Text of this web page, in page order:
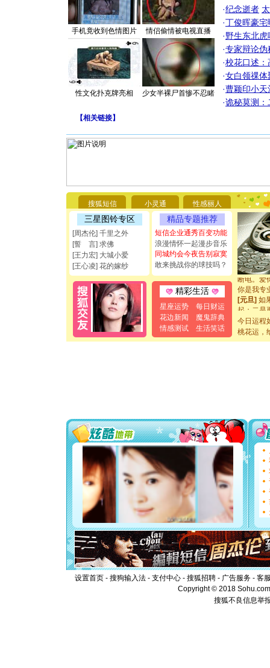
手机竟收到色情图片 情侣偷情被电视直播
性文化扑克牌亮相 少女半裸尸首惨不忍睹
·纪念逝者
·丁俊晖豪
·野生东北
·专家辩论伪
·校花口述：
·女白领祼体
·曹颖印小天
·诡秘莫测：
【相关链接】
搜狐短信 小灵通 性感丽人
三星图铃专区
[周杰伦] 千里之外
[誓 言] 求佛
[王力宏] 大城小爱
[王心凌] 花的嫁纱
精品专题推荐
短信企业通秀百变功能
浪漫情怀一起漫步音乐
同城约会今夜告别寂寞
敢来挑战你的球技吗？
精彩生活
星座运势
每日财运
花边新闻
魔鬼辞典
情感测试
生活笑话
你太多，
要平安
[圣诞节]
能正大光
都要快乐
[圣诞节]
如意,快
[元旦]看
断电。爱
你是我专
[元旦]如
起；二是
[元旦]当
泣，这痛
[圣诞节]
你太多，
要平安
[圣诞节]
能正大
都要快乐
[圣诞节]
如意,快
[元旦]
看
断电。
你是我
[元旦]如
起；二是
离。水晶
[元旦]当
泣，这痛
卖了。水
[春节]风
颜！冬去
今日运程
桃花运，
设置首页 - 搜狗输入法 - 支付中心 - 搜狐招聘 - 广告服务 - 客
Copyright © 2018
搜狐不良信息举